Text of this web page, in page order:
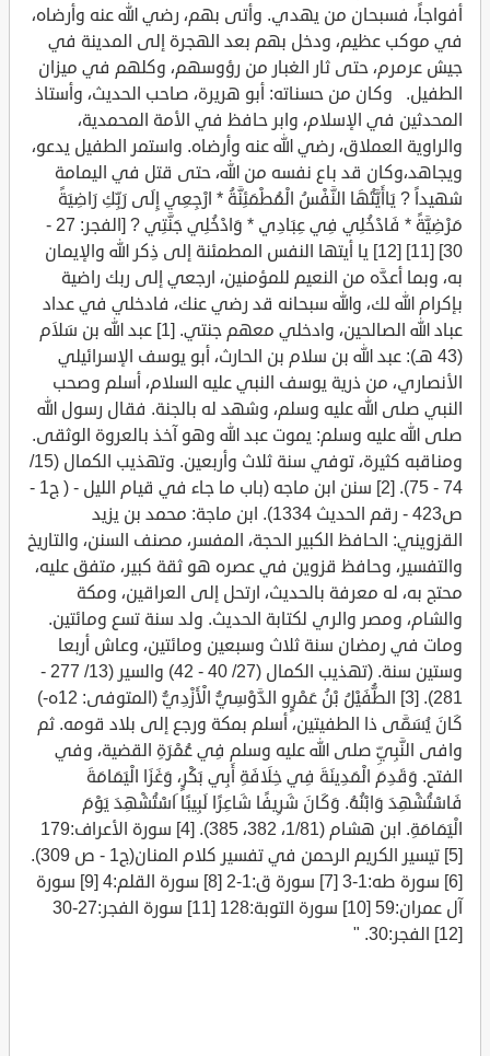
أفواجاً، فسبحان من يهدي. وأتى بهم، رضي الله عنه وأرضاه،
في موكب عظيم، ودخل بهم بعد الهجرة إلى المدينة في
جيش عرمرم، حتى ثار الغبار من رؤوسهم، وكلهم في ميزان
الطفيل. وكان من حسناته: أبو هريرة، صاحب الحديث، وأستاذ
المحدثين في الإسلام، وابر حافظ في الأمة المحمدية،
والراوية العملاق، رضي الله عنه وأرضاه. واستمر الطفيل يدعو،
ويجاهد،وكان قد باع نفسه من الله، حتى قتل في اليمامة
شهيداً ? يَاأَيَّتُهَا النَّفْسُ الْمُطْمَئِنَّةُ * ارْجِعِي إِلَى رَبِّكِ رَاضِيَةً
مَرْضِيَّةً * فَادْخُلِي فِي عِبَادِي * وَادْخُلِي جَنَّتِي ? [الفجر: 27 -
30] [11] [12] يا أيتها النفس المطمئنة إلى ذِكر الله والإيمان
به، وبما أعدَّه من النعيم للمؤمنين، ارجعي إلى ربك راضية
بإكرام الله لك، والله سبحانه قد رضي عنك، فادخلي في عداد
عباد الله الصالحين، وادخلي معهم جنتي. [1] عبد الله بن سَلاَم
(43 هـ): عبد الله بن سلام بن الحارث، أبو يوسف الإسرائيلي
الأنصاري، من ذرية يوسف النبي عليه السلام، أسلم وصحب
النبي صلى الله عليه وسلم، وشهد له بالجنة. فقال رسول الله
صلى الله عليه وسلم: يموت عبد الله وهو آخذ بالعروة الوثقى.
ومناقبه كثيرة، توفي سنة ثلاث وأربعين. وتهذيب الكمال (15/
74 - 75). [2] سنن ابن ماجه (باب ما جاء في قيام الليل - ( ج1 -
ص423 - رقم الحديث 1334). ابن ماجة: محمد بن يزيد
القزويني: الحافظ الكبير الحجة، المفسر، مصنف السنن، والتاريخ
والتفسير، وحافظ قزوين في عصره هو ثقة كبير، متفق عليه،
محتج به، له معرفة بالحديث، ارتحل إلى العراقين، ومكة
والشام، ومصر والري لكتابة الحديث. ولد سنة تسع ومائتين.
ومات في رمضان سنة ثلاث وسبعين ومائتين، وعاش أربعا
وستين سنة. (تهذيب الكمال (27/ 40 - 42) والسير (13/ 277 -
281). [3] الطُّفَيْلُ بْنُ عَمْرٍو الدَّوْسِيُّ الْأَزْدِيُّ (المتوفى: 12ه-)
كَانَ يُسَمَّى ذا الطفيتين، أسلم بمكة ورجع إلى بلاد قومه. ثم
وافى النَّبِيِّ صلى الله عليه وسلم فِي عُمْرَةِ القضية، وفي
الفتح. وَقَدِمَ الْمَدِينَةَ فِي خِلَافَةِ أَبِي بَكْرٍ، وَغَزَا الْيَمَامَةَ
فَاسْتُشْهِدَ وَابْنُهُ. وَكَانَ شَرِيفًا شَاعِرًا لَبِيبًا َاسْتُشْهِدَ يَوْمَ
الْيَمَامَةِ. ابن هشام (1/81، 382، 385). [4] سورة الأعراف:179
[5] تيسير الكريم الرحمن في تفسير كلام المنان(ج1 - ص 309).
[6] سورة طه:1-3 [7] سورة ق:1-2 [8] سورة القلم:4 [9] سورة
آل عمران:59 [10] سورة التوبة:128 [11] سورة الفجر:27-30
[12] الفجر:30. "